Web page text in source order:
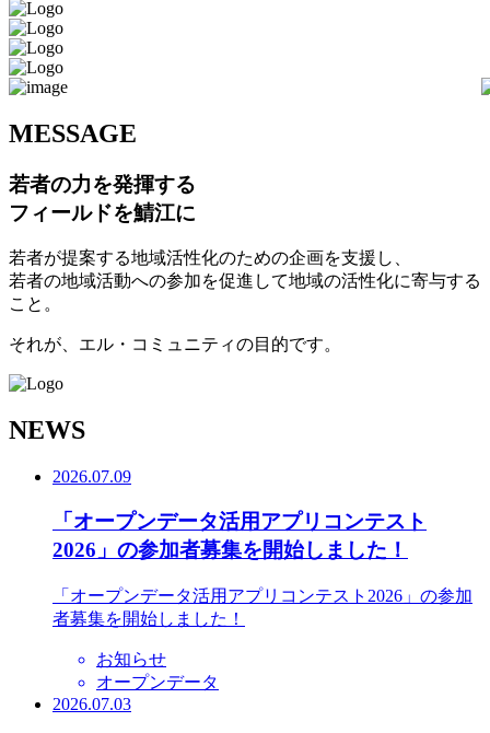
MESSAGE
若者の力を発揮する
フィールドを鯖江に
若者が提案する地域活性化のための企画を支援し、
若者の地域活動への参加を促進して地域の活性化に寄与する
こと。
それが、エル・コミュニティの目的です。
NEWS
2026.07.09
「オープンデータ活用アプリコンテスト
2026」の参加者募集を開始しました！
「オープンデータ活用アプリコンテスト2026」の参加
者募集を開始しました！
お知らせ
オープンデータ
2026.07.03